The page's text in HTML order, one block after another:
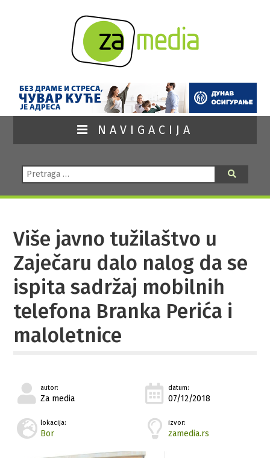
NAVIGACIJA
Pretraga:
Više javno tužilaštvo u
Zaječaru dalo nalog da se
ispita sadržaj mobilnih
telefona Branka Perića i
maloletnice
autor:
Za media
datum:
07/12/2018
lokacija:
Bor
izvor:
zamedia.rs